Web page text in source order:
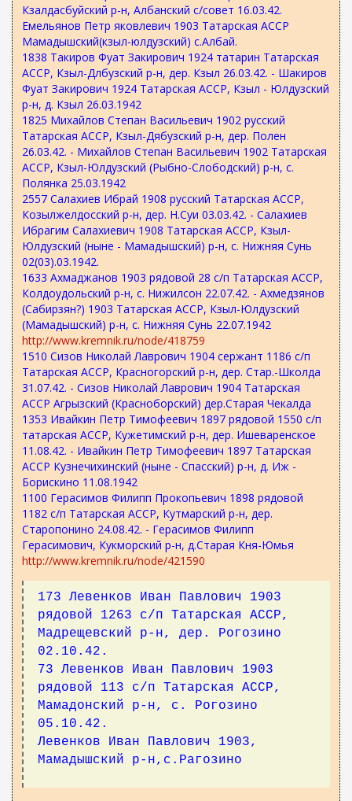
Кзалдасбуйский р-н, Албанский с/совет 16.03.42.
Емельянов Петр яковлевич 1903 Татарская АССР
Мамадышский(кзыл-юлдузский) с.Албай.
1838 Такиров Фуат Закирович 1924 татарин Татарская
АССР, Кзыл-Длбузский р-н, дер. Кзыл 26.03.42. - Шакиров
Фуат Закирович 1924 Татарская АССР, Кзыл - Юлдузский
р-н, д. Кзыл 26.03.1942
1825 Михайлов Степан Васильевич 1902 русский
Татарская АССР, Кзыл-Дябузский р-н, дер. Полен
26.03.42. - Михайлов Степан Васильевич 1902 Татарская
АССР, Кзыл-Юлдузский (Рыбно-Слободский) р-н, с.
Полянка 25.03.1942
2557 Салахиев Ибрай 1908 русский Татарская АССР,
Козылжелдосский р-н, дер. Н.Суи 03.03.42. - Салахиев
Ибрагим Салахиевич 1908 Татарская АССР, Кзыл-
Юлдузский (ныне - Мамадышский) р-н, с. Нижняя Сунь
02(03).03.1942.
1633 Ахмаджанов 1903 рядовой 28 с/п Татарская АССР,
Колдоудольский р-н, с. Нижилсон 22.07.42. - Ахмедзянов
(Сабирзян?) 1903 Татарская АССР, Кзыл-Юлдузский
(Мамадышский) р-н, с. Нижняя Сунь 22.07.1942
http://www.kremnik.ru/node/418759
1510 Сизов Николай Лаврович 1904 сержант 1186 с/п
Татарская АССР, Красногорский р-н, дер. Стар.-Школда
31.07.42. - Сизов Николай Лаврович 1904 Татарская
АССР Агрызский (Красноборский) дер.Старая Чекалда
1353 Ивайкин Петр Тимофеевич 1897 рядовой 1550 с/п
татарская АССР, Кужетимский р-н, дер. Ишеваренское
11.08.42. - Ивайкин Петр Тимофеевич 1897 Татарская
АССР Кузнечихинский (ныне - Спасский) р-н, д. Иж -
Борискино 11.08.1942
1100 Герасимов Филипп Прокопьевич 1898 рядовой
1182 с/п Татарская АССР, Кутмарский р-н, дер.
Старопонино 24.08.42. - Герасимов Филипп
Герасимович, Кукморский р-н, д.Старая Кня-Юмья
http://www.kremnik.ru/node/421590
173 Левенков Иван Павлович 1903
рядовой 1263 с/п Татарская АССР,
Мадрещевский р-н, дер. Рогозино
02.10.42.
73 Левенков Иван Павлович 1903
рядовой 113 с/п Татарская АССР,
Мамадонский р-н, с. Рогозино
05.10.42.
Левенков Иван Павлович 1903,
Мамадышский р-н,с.Рагозино